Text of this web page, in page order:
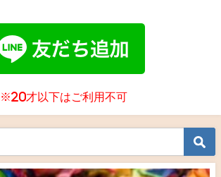
※20才以下はご利用不可